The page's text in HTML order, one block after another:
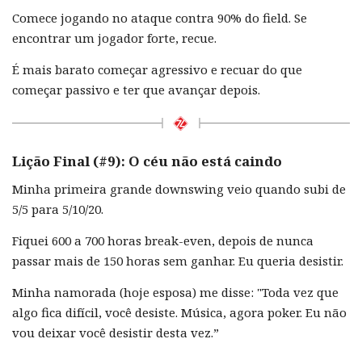
Comece jogando no ataque contra 90% do field. Se
encontrar um jogador forte, recue.
É mais barato começar agressivo e recuar do que
começar passivo e ter que avançar depois.
Lição Final (#9): O céu não está caindo
Minha primeira grande downswing veio quando subi de
5/5 para 5/10/20.
Fiquei 600 a 700 horas break-even, depois de nunca
passar mais de 150 horas sem ganhar. Eu queria desistir.
Minha namorada (hoje esposa) me disse: "Toda vez que
algo fica difícil, você desiste. Música, agora poker. Eu não
vou deixar você desistir desta vez.”